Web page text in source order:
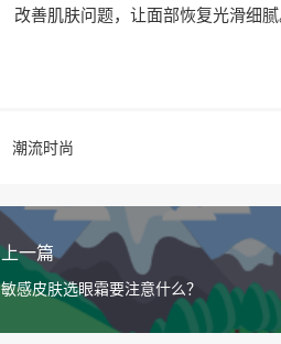
改善肌肤问题，让面部恢复光滑细腻
潮流时尚
上一篇
敏感皮肤选眼霜要注意什么？